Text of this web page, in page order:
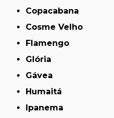
Copacabana
Cosme Velho
Flamengo
Glória
Gávea
Humaitá
Ipanema